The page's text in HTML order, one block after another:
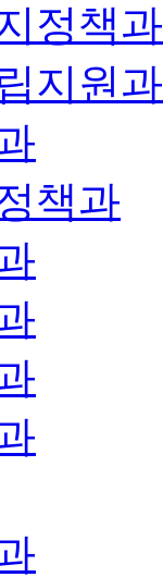
정책과
지원과
책과